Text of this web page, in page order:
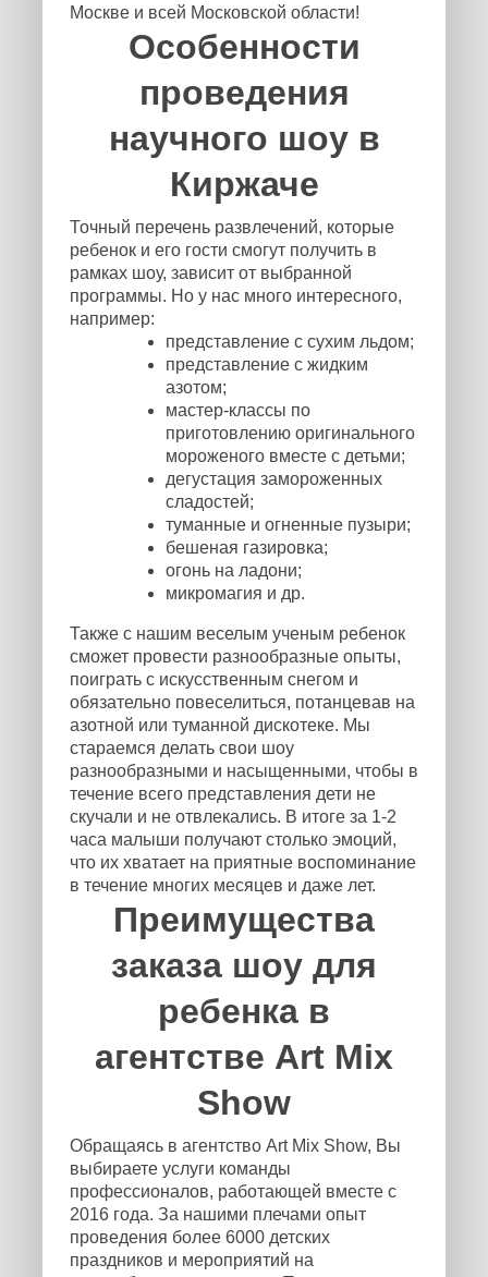
Москве и всей Московской области!
Особенности
проведения
научного шоу в
Киржаче
Точный перечень развлечений, которые
ребенок и его гости смогут получить в
рамках шоу, зависит от выбранной
программы. Но у нас много интересного,
например:
представление с сухим льдом;
представление с жидким
азотом;
мастер-классы по
приготовлению оригинального
мороженого вместе с детьми;
дегустация замороженных
сладостей;
туманные и огненные пузыри;
бешеная газировка;
огонь на ладони;
микромагия и др.
Также с нашим веселым ученым ребенок
сможет провести разнообразные опыты,
поиграть с искусственным снегом и
обязательно повеселиться, потанцевав на
азотной или туманной дискотеке. Мы
стараемся делать свои шоу
разнообразными и насыщенными, чтобы в
течение всего представления дети не
скучали и не отвлекались. В итоге за 1-2
часа малыши получают столько эмоций,
что их хватает на приятные воспоминание
в течение многих месяцев и даже лет.
Преимущества
заказа шоу для
ребенка в
агентстве Art Mix
Show
Обращаясь в агентство Art Mix Show, Вы
выбираете услуги команды
профессионалов, работающей вместе с
2016 года. За нашими плечами опыт
проведения более 6000 детских
праздников и мероприятий на